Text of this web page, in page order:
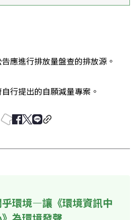
應進行排放量盤查的排放源。
行提出的自願減量專案。
環境—讓《環境資訊中